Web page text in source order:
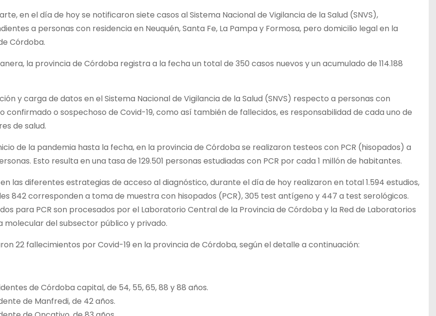
en el día de hoy se notificaron siete casos al Sistema Nacional de Vigilancia de la Salud (SNVS),
a personas con residencia en Neuquén, Santa Fe, La Pampa y Formosa, pero domicilio legal en la
Córdoba.
la provincia de Córdoba registra a la fecha un total de 350 casos nuevos y un acumulado de 114.188
y carga de datos en el Sistema Nacional de Vigilancia de la Salud (SNVS) respecto a personas con
confirmado o sospechoso de Covid-19, como así también de fallecidos, es responsabilidad de cada uno de
de salud.
de la pandemia hasta la fecha, en la provincia de Córdoba se realizaron testeos con PCR (hisopados) a
Esto resulta en una tasa de 129.501 personas estudiadas con PCR por cada 1 millón de habitantes.
las diferentes estrategias de acceso al diagnóstico, durante el día de hoy realizaron en total 1.594 estudios,
842 corresponden a toma de muestra con hisopados (PCR), 305 test antígeno y 447 a test serológicos.
para PCR son procesados por el Laboratorio Central de la Provincia de Córdoba y la Red de Laboratorios
molecular del subsector público y privado.
22 fallecimientos por Covid-19 en la provincia de Córdoba, según el detalle a continuación:
de Córdoba capital, de 54, 55, 65, 88 y 88 años.
de Manfredi, de 42 años.